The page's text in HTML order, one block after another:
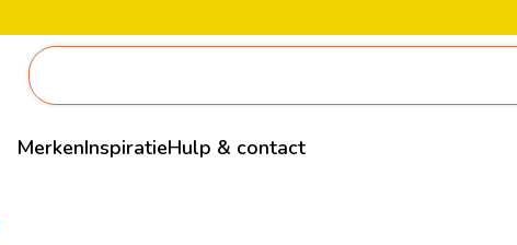
MerkenInspiratieHulp & contact